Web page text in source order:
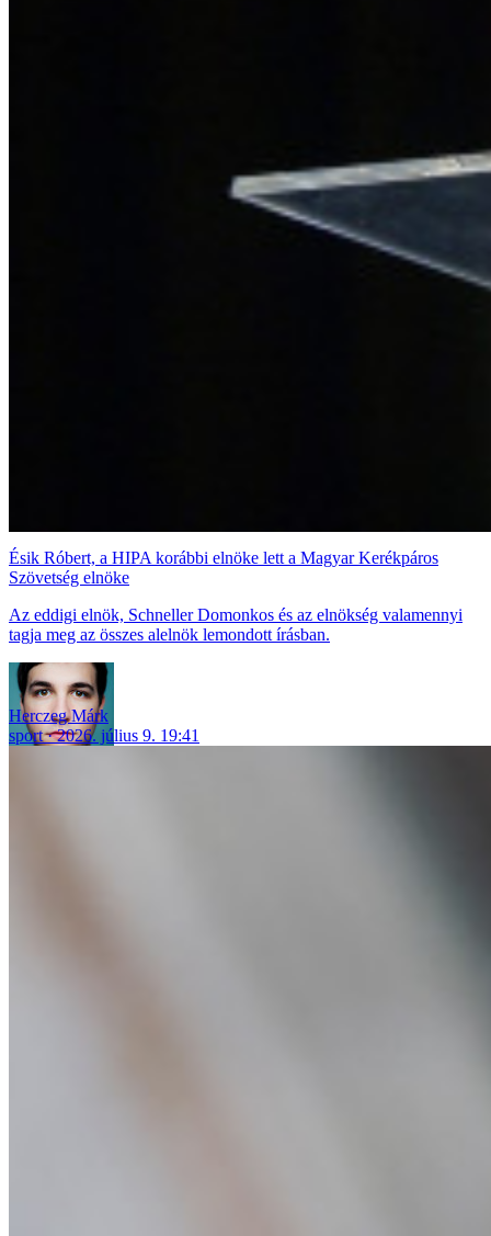
Ésik Róbert, a HIPA korábbi elnöke lett a Magyar Kerékpáros
Szövetség elnöke
Az eddigi elnök, Schneller Domonkos és az elnökség valamennyi
tagja meg az összes alelnök lemondott írásban.
Herczeg Márk
sport
2026. július 9. 19:41